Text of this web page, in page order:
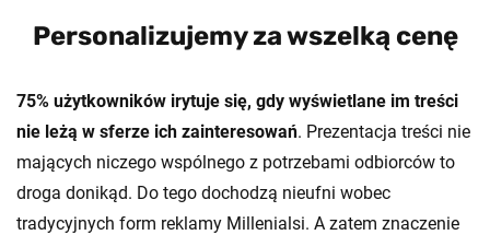
Personalizujemy za wszelką cenę
75% użytkowników irytuje się, gdy wyświetlane im treści
nie leżą w sferze ich zainteresowań. Prezentacja treści nie
mających niczego wspólnego z potrzebami odbiorców to
droga donikąd. Do tego dochodzą nieufni wobec
tradycyjnych form reklamy Millenialsi. A zatem znaczenie